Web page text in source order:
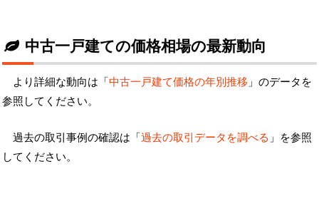
中古一戸建ての価格相場の最新動向
より詳細な動向は「中古一戸建て価格の年別推移 」のデータを
参照してください。
過去の取引事例の確認は「過去の取引データを調べる 」を参照
してください。